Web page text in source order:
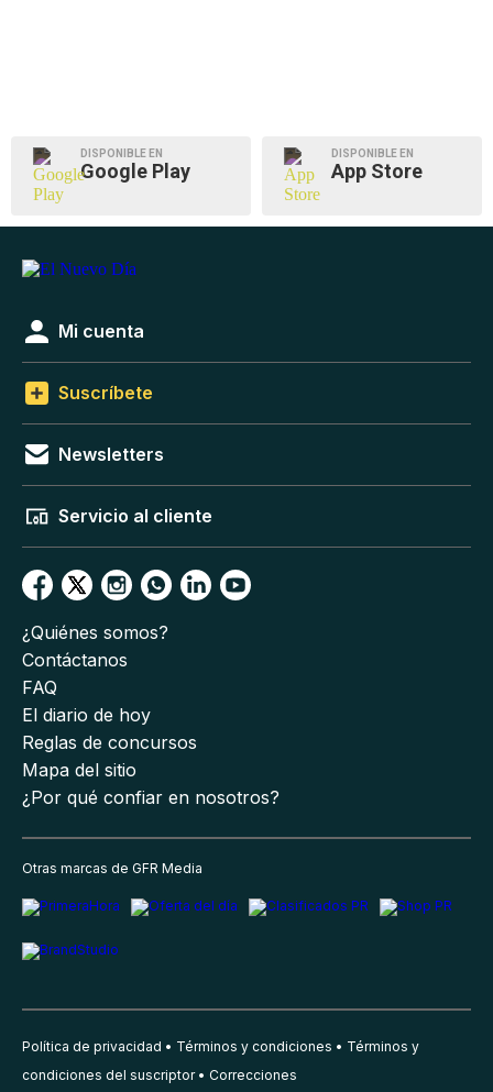
DISPONIBLE EN
Google Play
DISPONIBLE EN
App Store
Mi cuenta
Suscríbete
Newsletters
Servicio al cliente
¿Quiénes somos?
Contáctanos
FAQ
El diario de hoy
Reglas de concursos
Mapa del sitio
¿Por qué confiar en nosotros?
Otras marcas de GFR Media
Política de privacidad Términos y condiciones
Términos y
condiciones del suscriptor
Correcciones